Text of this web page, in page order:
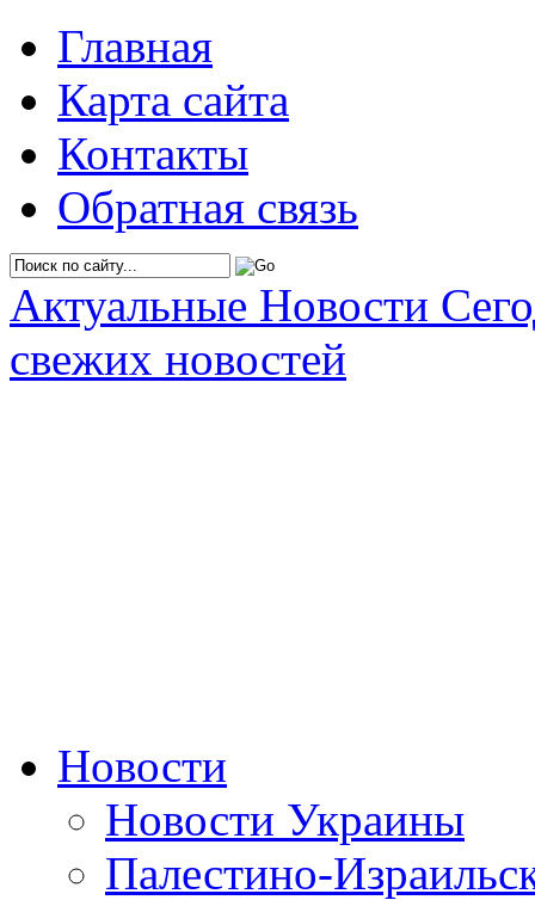
Главная
Карта сайта
Контакты
Обратная связь
Актуальные Новости
свежих новостей
Новости
Новости Украины
Палестино-